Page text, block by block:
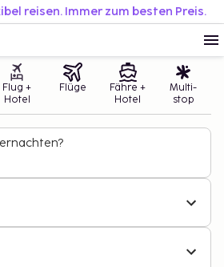
reisen. Immer zum besten Preis.
Flug +
Hotel
Flüge
Fähre +
Hotel
Multi-
stop